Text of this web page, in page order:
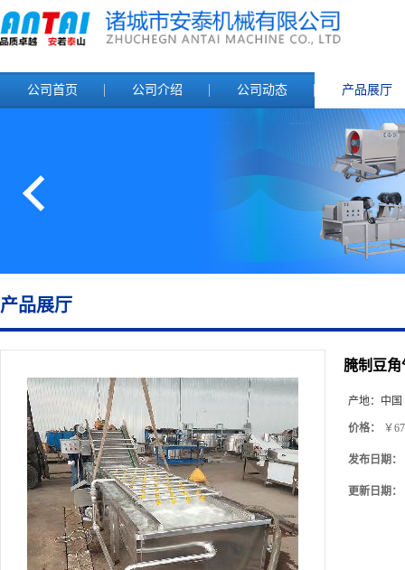
公司首页 公司介绍 公司动态 产品展厅
产品展厅
腌制豆
产地： 中国
价格： ￥
发布日期：
更新日期：